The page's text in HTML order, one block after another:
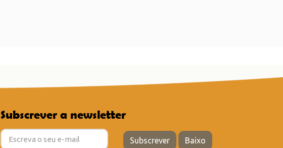
Subscrever a newsletter
Subscrever Baixo